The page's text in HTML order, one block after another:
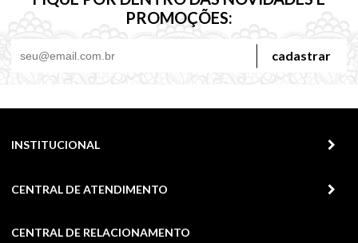
PROMOÇÕES:
cadastrar
INSTITUCIONAL
CENTRAL DE ATENDIMENTO
CENTRAL DE RELACIONAMENTO